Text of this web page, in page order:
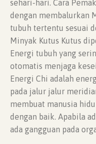
sehari-hari. Cara
dengan membalurkan
tubuh tertentu sesuai
Minyak Kutus Kutus
Energi tubuh yang
otomatis menjaga
Energi Chi adalah
pada jalur jalur
membuat manusia
dengan baik. Apabila
ada gangguan pada